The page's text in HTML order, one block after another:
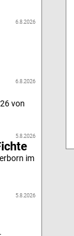
6.8.2026
6.8.2026
von
5.8.2026
im
5.8.2026